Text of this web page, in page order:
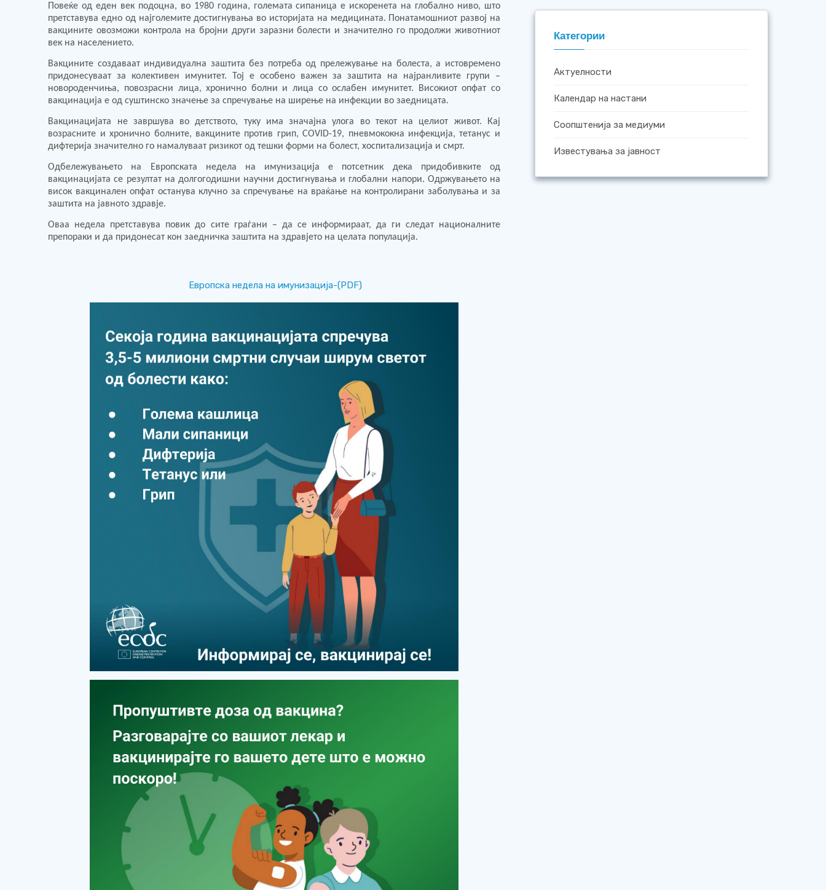
Повеќе од еден век подоцна, во 1980 година, големата сипаница е искоренета на глобално ниво, што
претставува едно од најголемите достигнувања во историјата на медицината. Понатамошниот развој на
вакцините овозможи контрола на бројни други заразни болести и значително го продолжи животниот
век на населението.
Вакцините создаваат индивидуална заштита без потреба од прележување на болеста, а истовремено
придонесуваат за колективен имунитет. Тој е особено важен за заштита на најранливите групи –
новороденчиња, повозрасни лица, хронично болни и лица со ослабен имунитет. Високиот опфат со
вакцинација е од суштинско значење за спречување на ширење на инфекции во заедницата.
Вакцинацијата не завршува во детството, туку има значајна улога во текот на целиот живот. Кај
возрасните и хронично болните, вакцините против грип, COVID-19, пневмококна инфекција, тетанус и
дифтерија значително го намалуваат ризикот од тешки форми на болест, хоспитализација и смрт.
Одбележувањето на Европската недела на имунизација е потсетник дека придобивките од
вакцинацијата се резултат на долгогодишни научни достигнувања и глобални напори. Одржувањето на
висок вакцинален опфат останува клучно за спречување на враќање на контролирани заболувања и за
заштита на јавното здравје.
Оваа недела претставува повик до сите граѓани – да се информираат, да ги следат националните
препораки и да придонесат кон заедничка заштита на здравјето на целата популација.
Европска недела на имунизација-(PDF)
Категории
Актуелности
Календар на настани
Соопштенија за медиуми
Известувања за јавност